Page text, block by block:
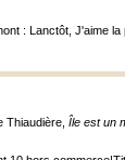
: Lanctôt, J'aime
Thiaudière, Île est un